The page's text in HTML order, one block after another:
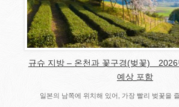
규슈 지방 – 온천과 꽃구경(벚꽃) 2026
예상 포함
일본의 남쪽에 위치해 있어, 가장 빨리 벚꽃을